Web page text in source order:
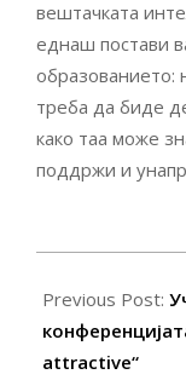
вештачката
еднаш постави
образованието:
треба да биде
како таа може
поддржи и
04-
25
Previous Post:
attractive“